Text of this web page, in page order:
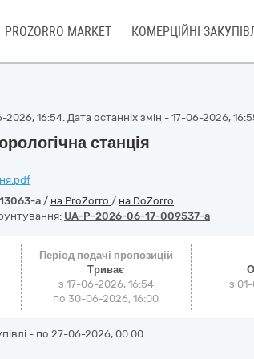
PROZORRO MARKET КОМЕРЦІЙНІ
16:54. Дата останніх змін - 17-06-2026,
станція
a / на ProZorro / на DoZorro
UA-P-2026-06-17-009537-a
Період подачі пропозицій
Триває
з 17-06-2026, 16:54
по 30-06-2026, 16:00
з
- по 27-06-2026, 00:00